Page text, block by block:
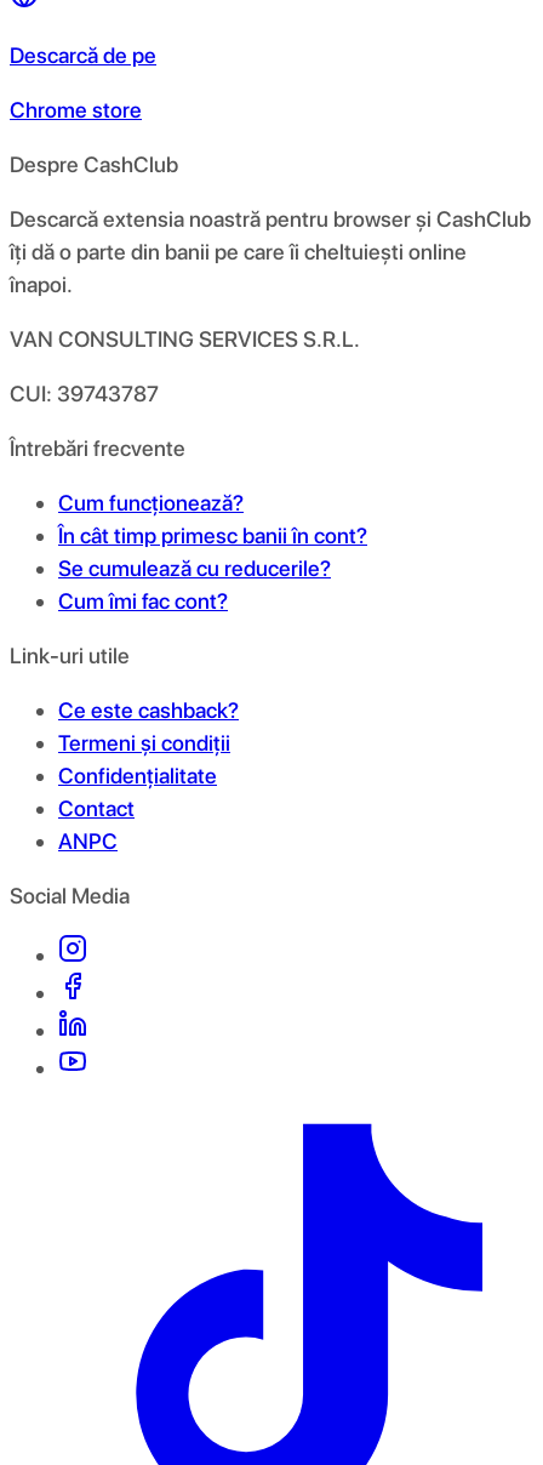
Descarcă de pe
Chrome store
Despre CashClub
Descarcă extensia noastră pentru browser și CashClub
îți dă o parte din banii pe care îi cheltuiești online
înapoi.
VAN CONSULTING SERVICES S.R.L.
CUI: 39743787
Întrebări frecvente
Cum funcționează?
În cât timp primesc banii în cont?
Se cumulează cu reducerile?
Cum îmi fac cont?
Link-uri utile
Ce este cashback?
Termeni și condiții
Confidențialitate
Contact
ANPC
Social Media